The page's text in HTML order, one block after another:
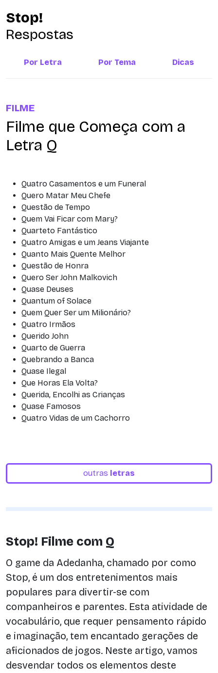
Stop!
Respostas
Por Letra Por Tema Dicas
FILME
Filme que Começa com a
Letra Q
Quatro Casamentos e um Funeral
Quero Matar Meu Chefe
Questão de Tempo
Quem Vai Ficar com Mary?
Quarteto Fantástico
Quatro Amigas e um Jeans Viajante
Quanto Mais Quente Melhor
Questão de Honra
Quero Ser John Malkovich
Quase Deuses
Quantum of Solace
Quem Quer Ser um Milionário?
Quatro Irmãos
Querido John
Quarto de Guerra
Quebrando a Banca
Quase Ilegal
Que Horas Ela Volta?
Querida, Encolhi as Crianças
Quase Famosos
Quatro Vidas de um Cachorro
outras letras
Stop! Filme com Q
O game da Adedanha, chamado por como
Stop, é um dos entretenimentos mais
populares para divertir-se com
companheiros e parentes. Esta atividade de
vocabulário, que requer pensamento rápido
e imaginação, tem encantado gerações de
aficionados de jogos. Neste artigo, vamos
desvendar todos os elementos deste